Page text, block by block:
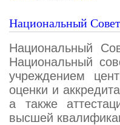
Национальный
Национальный
Национальный
учреждением
оценки и
а также
высшей